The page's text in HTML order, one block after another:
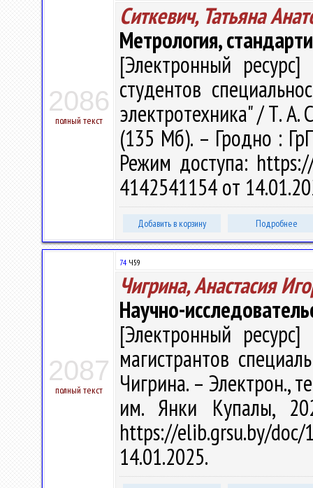
2086
полный текст
Ситкевич, Татьяна
Метрология,
[Электронный
студентов
электротехника" / Т. А.
(135 Мб). – Гродно :
Режим доступа:
4142541154 от
Добавить в корзину Подробнее
2087
полный текст
74 Ч59
Чигрина, Анастасия
Научно-
[Электронный
магистрантов
Чигрина. – Электрон.,
им. Янки Купалы,
https://elib.grsu.by/
14.01.2025.